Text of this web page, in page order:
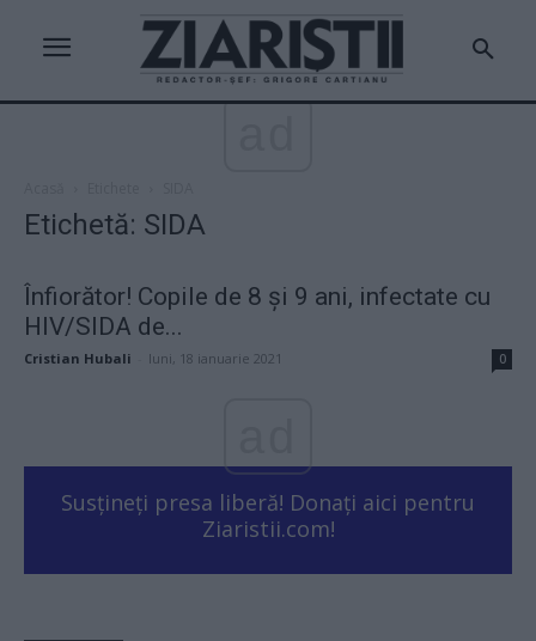
Etichetă: SIDA
Înfiorător! Copile de 8 și 9 ani, infectate cu
HIV/SIDA de...
Cristian Hubali luni, 18 ianuarie 2021 0
Susțineți presa liberă! Donați aici pentru
Ziaristii.com!